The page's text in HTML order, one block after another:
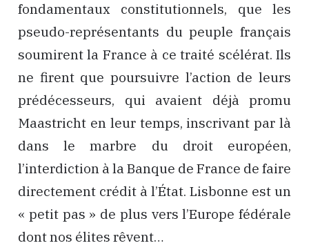
fondamentaux constitutionnels, que les
pseudo-représentants du peuple français
soumirent la France à ce traité scélérat. Ils
ne firent que poursuivre l’action de leurs
prédécesseurs, qui avaient déjà promu
Maastricht en leur temps, inscrivant par là
dans le marbre du droit européen,
l’interdiction à la Banque de France de faire
directement crédit à l’État. Lisbonne est un
« petit pas » de plus vers l’Europe fédérale
dont nos élites rêvent…